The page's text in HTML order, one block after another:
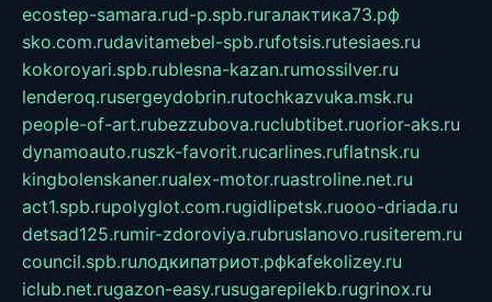
ecostep-samara.rud-p.spb.ruгалактика73.рф
sko.com.rudavitamebel-spb.rufotsis.rutesiaes.ru
kokoroyari.spb.rublesna-kazan.rumossilver.ru
lenderoq.rusergeydobrin.rutochkazvuka.msk.ru
people-of-art.rubezzubova.ruclubtibet.ruorior-aks.ru
dynamoauto.ruszk-favorit.rucarlines.ruflatnsk.ru
kingbolenskaner.rualex-motor.ruastroline.net.ru
act1.spb.rupolyglot.com.rugidlipetsk.ruooo-driada.ru
detsad125.rumir-zdoroviya.rubruslanovo.rusiterem.ru
council.spb.ruлодкипатриот.рфkafekolizey.ru
iclub.net.rugazon-easy.rusugarepilekb.rugrinox.ru